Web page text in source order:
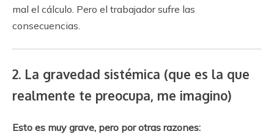
mal el cálculo. Pero el trabajador sufre las
consecuencias.
2. La gravedad sistémica (que es la que
realmente te preocupa, me imagino)
Esto es muy grave, pero por otras razones: